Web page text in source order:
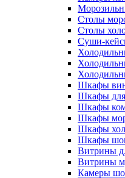
Столы
Столы
Суши-
Шкафы
Шкафы для
Шкафы
Шкафы
Шкафы
Шкафы
Витрины
Витрины
Камеры